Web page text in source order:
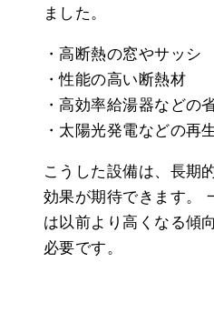
ました。
・高断熱の窓やサッシ
・性能の高い断熱材
・高効率給湯器などの
・太陽光発電などの再
こうした設備は、長期
効果が期待できます。
は以前より高くなる傾
必要です。